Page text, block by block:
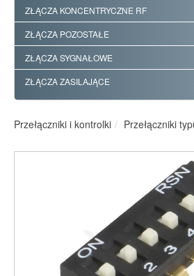
ZŁĄCZA KONCENTRYCZNE RF
ZŁĄCZA POZOSTAŁE
ZŁĄCZA SYGNAŁOWE
ZŁĄCZA ZASILAJĄCE
Przełączniki i kontrolki Przełączniki